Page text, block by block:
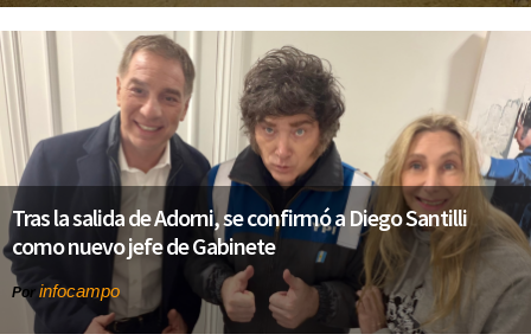
Tras la salida de Adorni, se confirmó a Diego Santilli
como nuevo jefe de Gabinete
Por infocampo